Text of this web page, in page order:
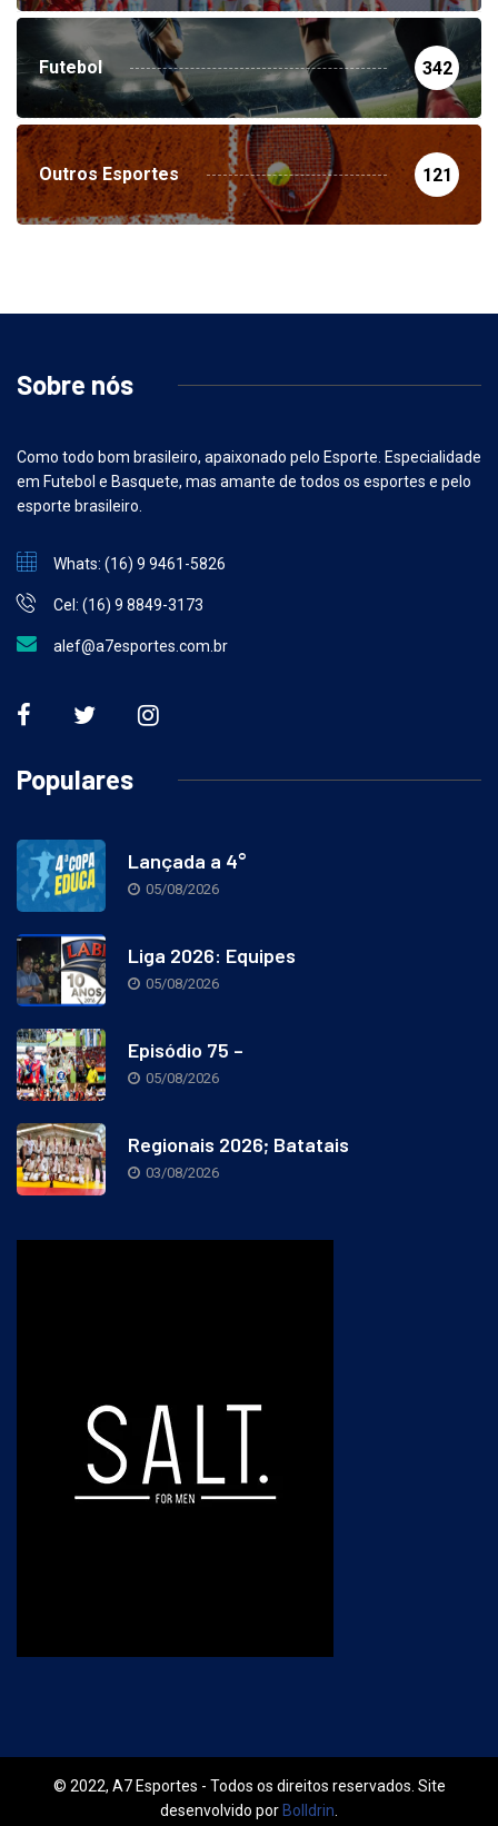
Futebol 342
Outros Esportes 121
Sobre nós
Como todo bom brasileiro, apaixonado pelo Esporte. Especialidade
em Futebol e Basquete, mas amante de todos os esportes e pelo
esporte brasileiro.
Whats: (16) 9 9461-5826
Cel: (16) 9 8849-3173
alef@a7esportes.com.br
Populares
Lançada a 4°
05/08/2026
Liga 2026: Equipes
05/08/2026
Episódio 75 –
05/08/2026
Regionais 2026; Batatais
03/08/2026
© 2022, A7 Esportes - Todos os direitos reservados. Site
desenvolvido por Bolldrin.